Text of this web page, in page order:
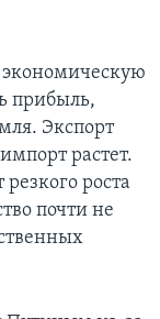
прибыль,
Экспорт
растет.
роста
почти не